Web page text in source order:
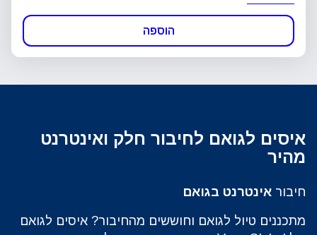
הוספה
איסים לגואם לחיבור חלק ואינטרנט
מהיר
חיבור אינטרנט בגואם
‏מתכננים טיול לגואם וחוששים מהחיבור? איסים לגואם